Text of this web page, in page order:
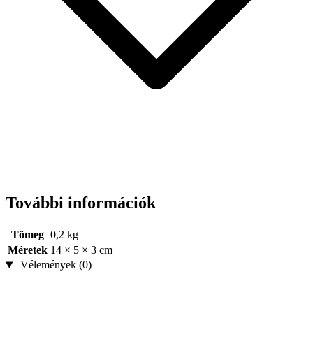
További információk
Tömeg 0,2 kg
Méretek 14 × 5 × 3 cm
Vélemények (0)